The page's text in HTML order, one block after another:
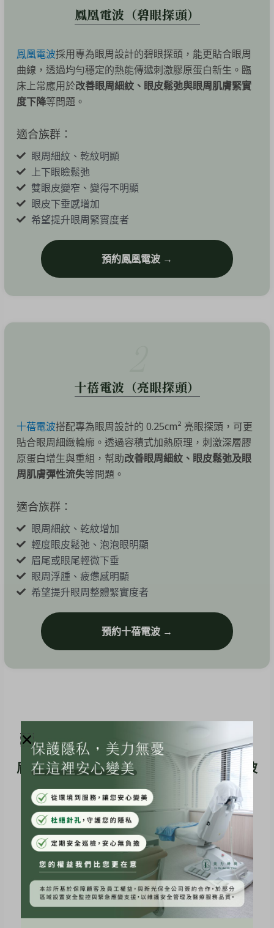
鳳凰電波（碧眼探頭）
鳳凰電波採用專為眼周設計的碧眼探頭，能更貼合眼周
曲線，透過均勻穩定的熱能傳遞刺激膠原蛋白新生。臨
床上常應用於改善眼周細紋、眼皮鬆弛與眼周肌膚緊實
度下降等問題。
適合族群：
眼周細紋、乾紋明顯
上下眼瞼鬆弛
雙眼皮變窄、變得不明顯
眼皮下垂感增加
希望提升眼周緊實度者
預約鳳凰電波 →
十蓓電波（亮眼探頭）
十蓓電波搭配專為眼周設計的 0.25cm² 亮眼探頭，可更
貼合眼周細緻輪廓。透過容積式加熱原理，刺激深層膠
原蛋白增生與重組，幫助改善眼周細紋、眼皮鬆弛及眼
周肌膚彈性流失等問題。
適合族群：
眼周細紋、乾紋增加
輕度眼皮鬆弛、泡泡眼明顯
眉尾或眼尾輕微下垂
眼周浮腫、疲憊感明顯
希望提升眼周整體緊實度者
預約十蓓電波 →
眉尾下垂、眼尾下垂？哪些眼周問題適合音波
若主要困擾在於：
眉尾下垂、眼尾下垂、眼周輪廓鬆弛、眼神無神
通常屬於「組織鬆弛」的層面。
此時會更建議進行眼周音波拉提。
音波的作用深度較深（約 2mm），透過聚焦超音波